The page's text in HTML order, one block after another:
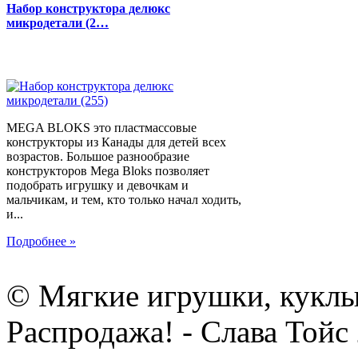
Набор конструктора делюкс
микродетали (2…
MEGA BLOKS это пластмассовые
конструкторы из Канады для детей всех
возрастов. Большое разнообразие
конструкторов Mega Bloks позволяет
подобрать игрушку и девочкам и
мальчикам, и тем, кто только начал ходить,
и...
Подробнее »
© Мягкие игрушки,
Распродажа! - Слава Тойс